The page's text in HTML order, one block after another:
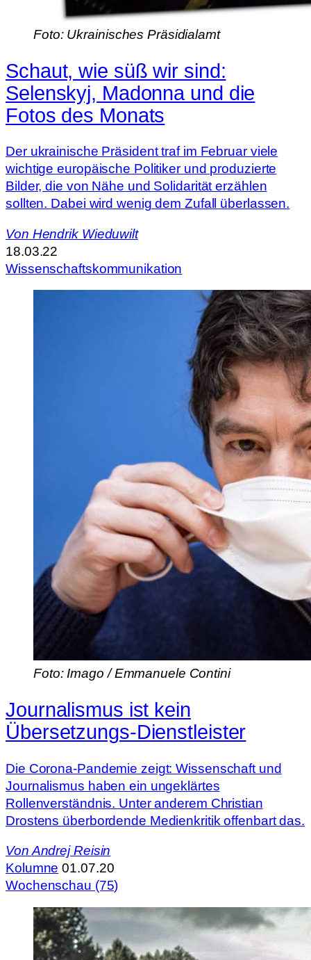
Foto: Ukrainisches Präsidialamt
Schaut, wie süß wir sind:
Selenskyj, Madonna und die
Fotos des Monats
Der ukrainische Präsident traf im Februar viele
wichtige europäische Politiker und produzierte
Bilder, die von Nähe und Solidarität erzählen
sollten. Dabei wird wenig dem Zufall überlassen.
Von Hendrik Wieduwilt
18.03.22
Wissenschaftskommunikation
Foto: Imago / Emmanuele Contini
Journalismus ist kein
Übersetzungs-Dienstleister
Die Corona-Pandemie zeigt: Wissenschaft und
Journalismus haben ein ungeklärtes
Rollenverständnis. Unter anderem Christian
Drostens überbordende Medienkritik offenbart das.
Von Andrej Reisin
Kolumne 01.07.20
Wochenschau (75)